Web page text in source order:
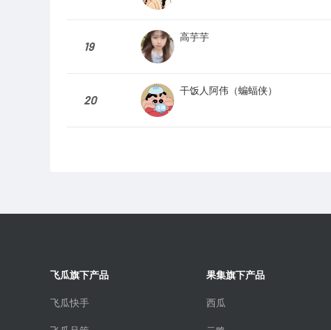
19
高芋芋
20
干饭人阿伟（蝙蝠侠）
飞瓜旗下产品
飞瓜快手
果集旗下产品
西瓜